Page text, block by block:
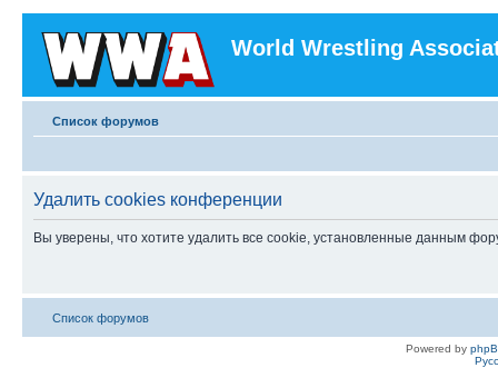
World Wrestling
Список форумов
Удалить cookies конференции
Вы уверены, что хотите удалить все cookie, установленные данным
Список форумов
Powered by